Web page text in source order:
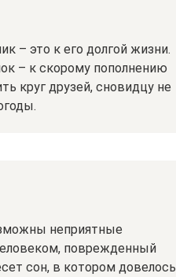
– это к его долгой жизни.
– к скорому пополнению
круг друзей, сновидцу не
неприятные
поврежденный
сон, в котором довелось